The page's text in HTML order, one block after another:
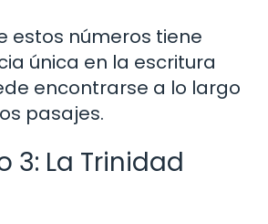
estos números tiene
única en la escritura
encontrarse a lo largo
pasajes.
3: La Trinidad